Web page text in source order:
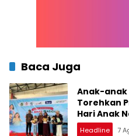
Baca Juga
Anak-anak
Torehkan
Hari Anak
Medan
Headline 7